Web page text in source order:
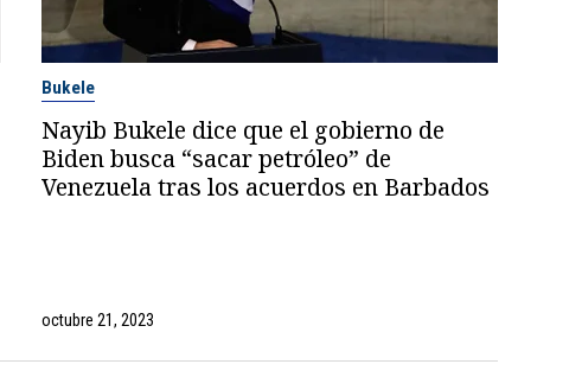
Bukele
Nayib Bukele dice que el gobierno de
Biden busca “sacar petróleo” de
Venezuela tras los acuerdos en Barbados
octubre 21, 2023